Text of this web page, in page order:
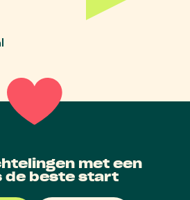
met een
de beste start